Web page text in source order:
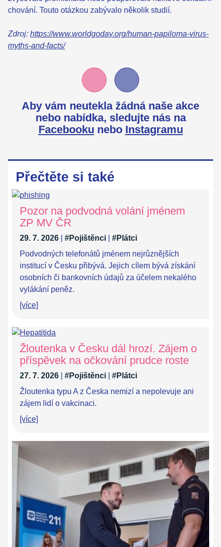
chování. Touto otázkou zabývalo několik studií.
Zdroj: https://www.worldgoday.org/human-papiloma-virus-
myths-and-facts/
Aby vám neutekla žádná naše akce
nebo nabídka, sledujte nás na
Facebooku nebo Instagramu
Přečtěte si také
Pozor na podvodná volání jménem
ZP MV ČR
29. 7. 2026 #Pojištěnci
#Plátci
Podvodných telefonátů jménem nejrůznějších
institucí v Česku přibývá. Jejich cílem bývá získání
osobních či bankovních údajů za účelem nekalého
vylákání peněz.
[více]
Žloutenka v Česku dál hrozí. Zájem o
příspěvek na očkování prudce roste
27. 7. 2026 #Pojištěnci
#Plátci
Žloutenka typu A z Česka nemizí a nepolevuje ani
zájem lidí o vakcinaci.
[více]